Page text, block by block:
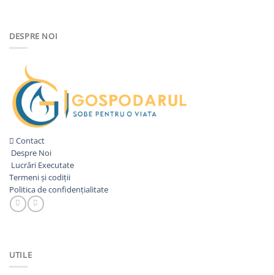
4.935,00lei.
DESPRE NOI
Contact
Despre Noi
Lucrări Executate
Termeni și codiții
Politica de confidențialitate
UTILE